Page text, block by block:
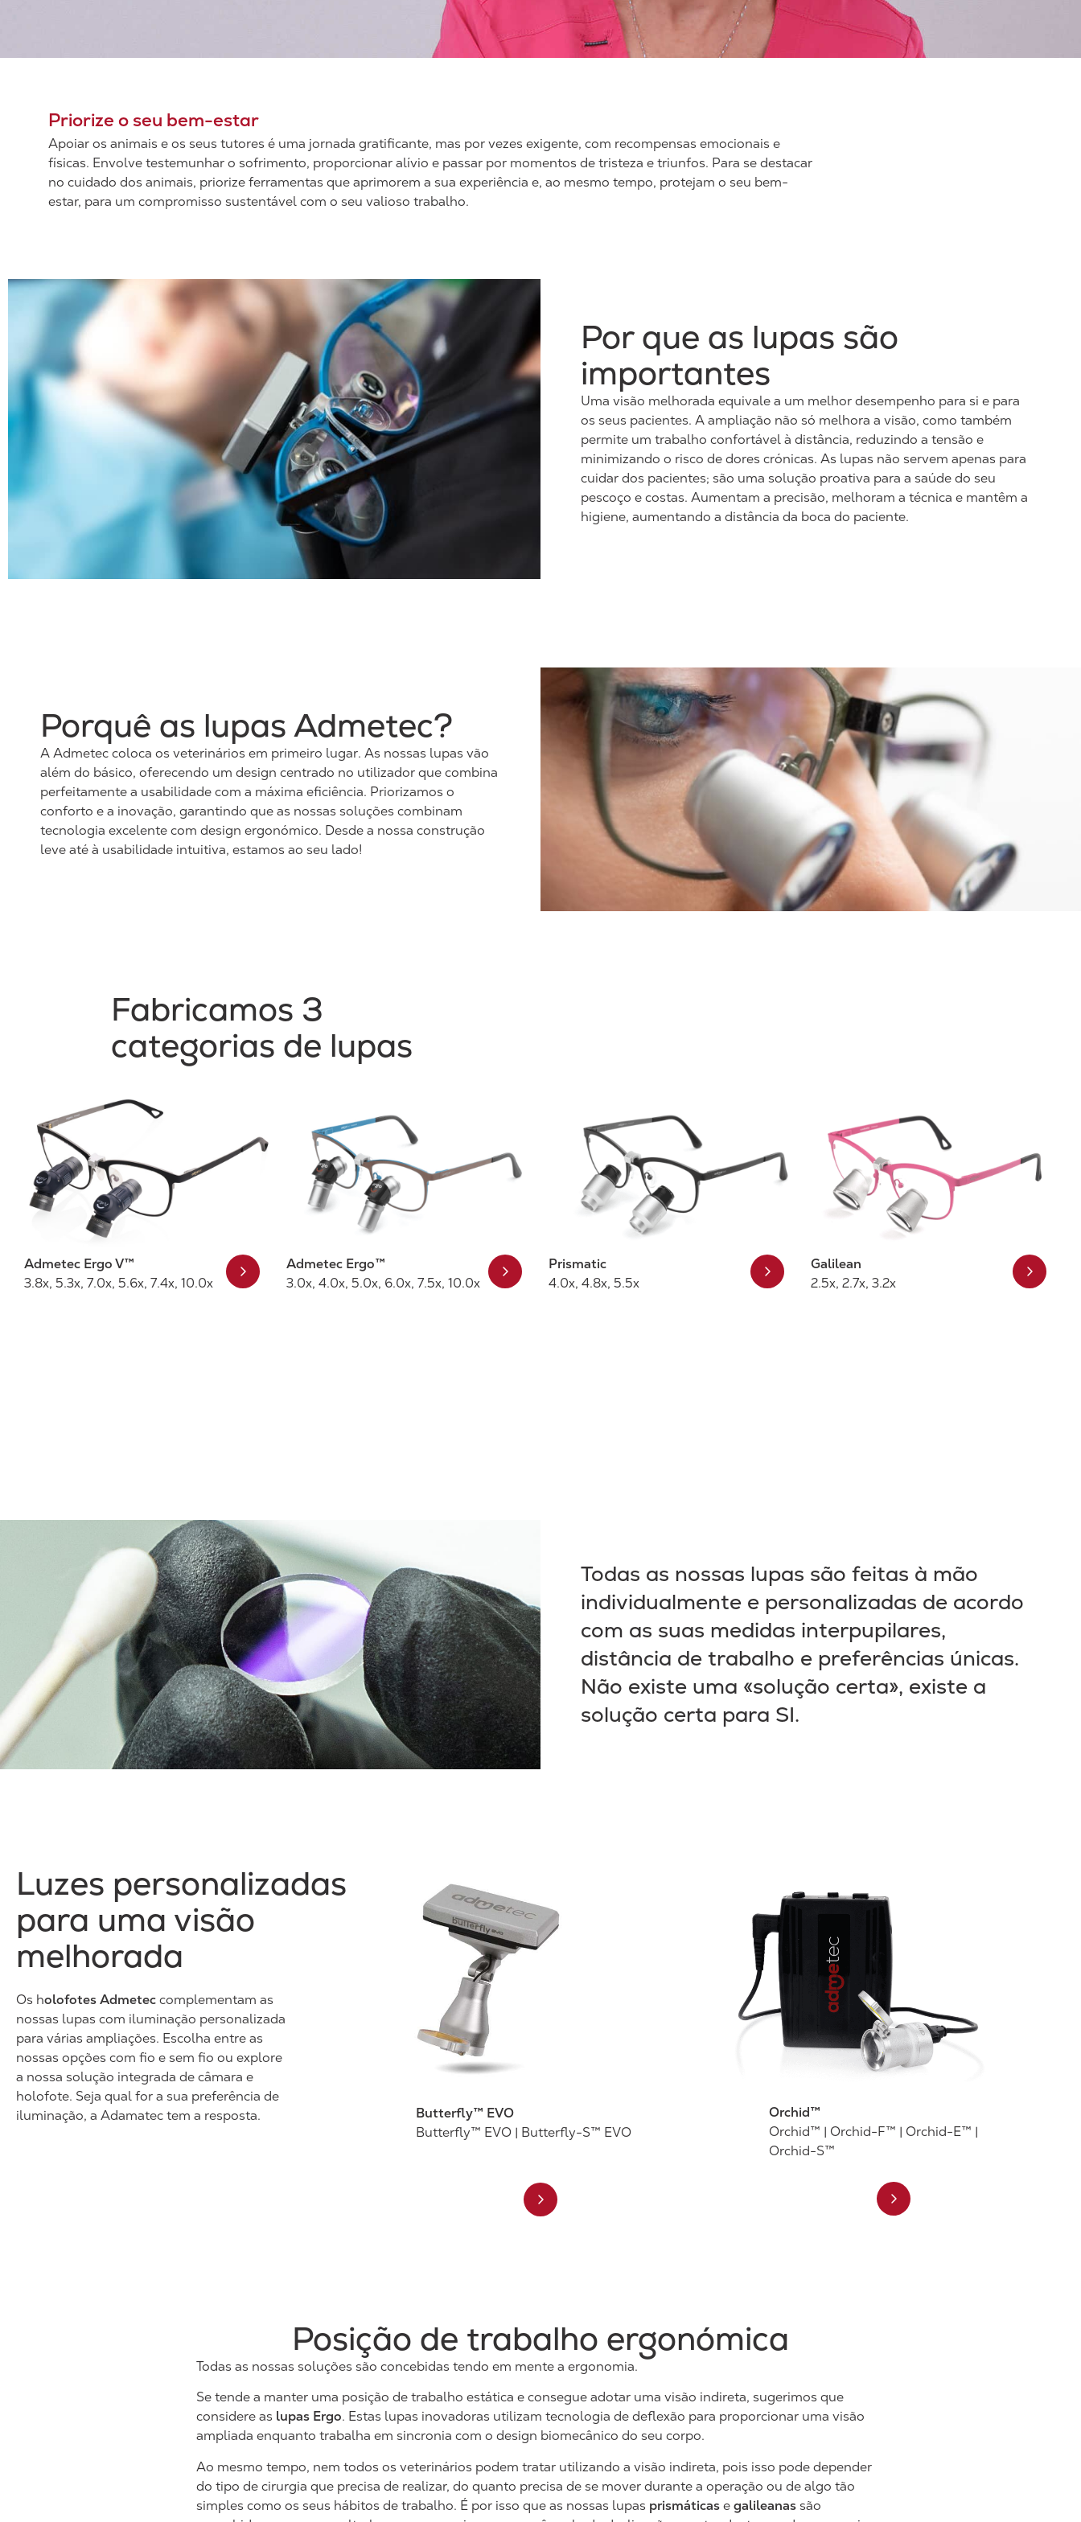
Priorize o seu bem-estar
Apoiar os animais e os seus tutores é uma jornada gratificante, mas por vezes exigente, com recompensas emocionais e
físicas. Envolve testemunhar o sofrimento, proporcionar alívio e passar por momentos de tristeza e triunfos. Para se destacar
no cuidado dos animais, priorize ferramentas que aprimorem a sua experiência e, ao mesmo tempo, protejam o seu bem-
estar, para um compromisso sustentável com o seu valioso trabalho.
Por que as lupas são
importantes
Uma visão melhorada equivale a um melhor desempenho para si e para
os seus pacientes. A ampliação não só melhora a visão, como também
permite um trabalho confortável à distância, reduzindo a tensão e
minimizando o risco de dores crónicas. As lupas não servem apenas para
cuidar dos pacientes; são uma solução proativa para a saúde do seu
pescoço e costas. Aumentam a precisão, melhoram a técnica e mantêm a
higiene, aumentando a distância da boca do paciente.
Porquê as lupas Admetec?
A Admetec coloca os veterinários em primeiro lugar. As nossas lupas vão
além do básico, oferecendo um design centrado no utilizador que combina
perfeitamente a usabilidade com a máxima eficiência. Priorizamos o
conforto e a inovação, garantindo que as nossas soluções combinam
tecnologia excelente com design ergonómico. Desde a nossa construção
leve até à usabilidade intuitiva, estamos ao seu lado!
Fabricamos 3
categorias de lupas
Admetec Ergo V™
3.8x, 5.3x, 7.0x, 5.6x, 7.4x, 10.0x
Admetec Ergo™
3.0x, 4.0x, 5.0x, 6.0x, 7.5x, 10.0x
Prismatic
4.0x, 4.8x, 5.5x
Galilean
2.5x, 2.7x, 3.2x
Todas as nossas lupas são feitas à mão
individualmente e personalizadas de acordo
com as suas medidas interpupilares,
distância de trabalho e preferências únicas.
Não existe uma «solução certa», existe a
solução certa para SI.
Luzes personalizadas
para uma visão
melhorada
Os holofotes Admeteccomplementam as
nossas lupas com iluminação personalizada
para várias ampliações. Escolha entre as
nossas opções com fio e sem fio ou explore
a nossa solução integrada de câmara e
holofote. Seja qual for a sua preferência de
iluminação, a Adamatec tem a resposta.
Butterfly™ EVO
Butterfly™ EVO | Butterfly-S™ EVO
Orchid™
Orchid™ | Orchid-F™ | Orchid-E™ |
Orchid-S™
Posição de trabalho ergonómica
Todas as nossas soluções são concebidas tendo em mente a ergonomia.
Se tende a manter uma posição de trabalho estática e consegue adotar uma visão indireta, sugerimos que
considere as lupas Ergo. Estas lupas inovadoras utilizam tecnologia de deflexão para proporcionar uma visão
ampliada enquanto trabalha em sincronia com o design biomecânico do seu corpo.
Ao mesmo tempo, nem todos os veterinários podem tratar utilizando a visão indireta, pois isso pode depender
do tipo de cirurgia que precisa de realizar, do quanto precisa de se mover durante a operação ou de algo tão
simples como os seus hábitos de trabalho. É por isso que as nossas lupas prismáticasegalileanassão